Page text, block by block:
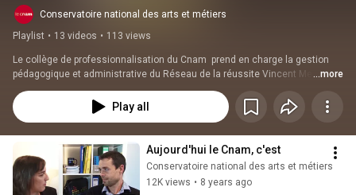
Conservatoire national des arts et métiers
Playlist • 13 videos • 113 views
Le collège de professionnalisation du Cnam  prend en charge la gestion
pédagogique et administrative du Réseau de la réussite Vincent Merle qui
est destiné aux:
...more
Play all
Aujourd'hui le Cnam, c'est
Conservatoire national des arts et métiers
12K views • 8 years ago